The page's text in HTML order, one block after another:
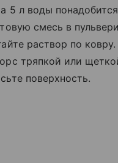
5 л воды
смесь в
раствор по
тряпкой или
поверхность.